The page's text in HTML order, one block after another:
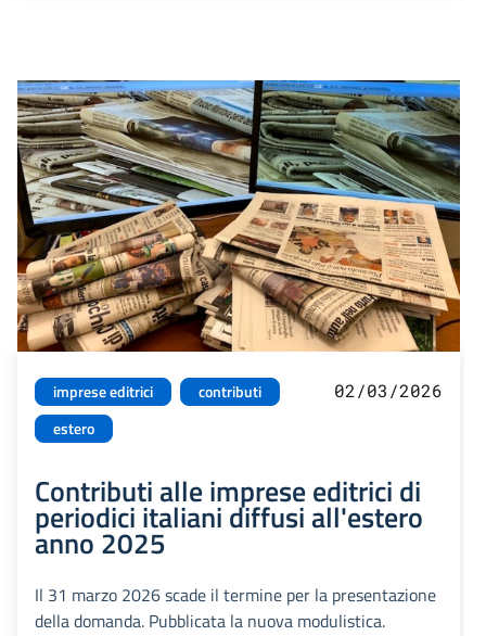
imprese editrici
contributi
estero
02/03/2026
Contributi alle imprese editrici di
periodici italiani diffusi all'estero
anno 2025
Il 31 marzo 2026 scade il termine per la presentazione
della domanda. Pubblicata la nuova modulistica.